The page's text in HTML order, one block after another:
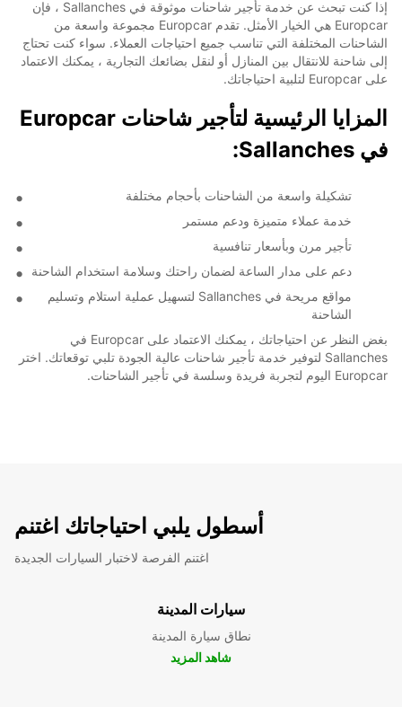
إذا كنت تبحث عن خدمة تأجير شاحنات موثوقة في Sallanches ، فإن
Europcar هي الخيار الأمثل. تقدم Europcar مجموعة واسعة من
الشاحنات المختلفة التي تناسب جميع احتياجات العملاء. سواء كنت تحتاج
إلى شاحنة للانتقال بين المنازل أو لنقل بضائعك التجارية ، يمكنك الاعتماد
على Europcar لتلبية احتياجاتك.
المزايا الرئيسية لتأجير شاحنات Europcar
في Sallanches:
تشكيلة واسعة من الشاحنات بأحجام مختلفة
خدمة عملاء متميزة ودعم مستمر
تأجير مرن وبأسعار تنافسية
دعم على مدار الساعة لضمان راحتك وسلامة استخدام الشاحنة
مواقع مريحة في Sallanches لتسهيل عملية استلام وتسليم
الشاحنة
بغض النظر عن احتياجاتك ، يمكنك الاعتماد على Europcar في
Sallanches لتوفير خدمة تأجير شاحنات عالية الجودة تلبي توقعاتك. اختر
Europcar اليوم لتجربة فريدة وسلسة في تأجير الشاحنات.
أسطول يلبي احتياجاتك اغتنم
اغتنم الفرصة لاختبار السيارات الجديدة
سيارات المدينة
نطاق سيارة المدينة
شاهد المزيد